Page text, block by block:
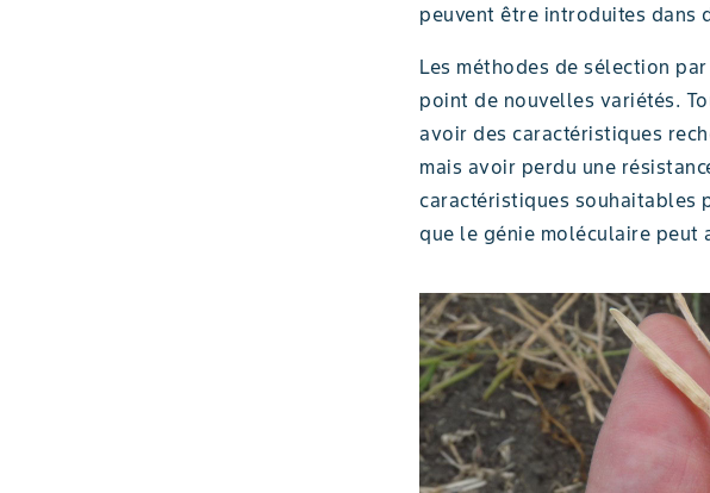
peuvent être introduites dans
Les méthodes de sélection
point de nouvelles variétés.
avoir des caractéristiques
mais avoir perdu une
caractéristiques souhaitables
que le génie moléculaire peut